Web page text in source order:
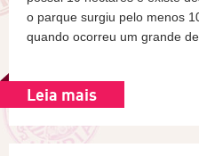
o parque surgiu pelo menos
quando ocorreu um grande
Leia mais